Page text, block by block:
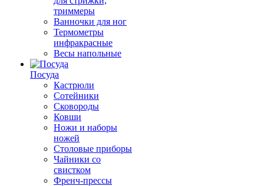
триммеры
Ванночки для ног
Термометры
инфракрасные
Весы напольные
Посуда
Кастрюли
Сотейники
Сковороды
Ковши
Ножи и наборы
ножей
Столовые приборы
Чайники со
свистком
Френч-прессы